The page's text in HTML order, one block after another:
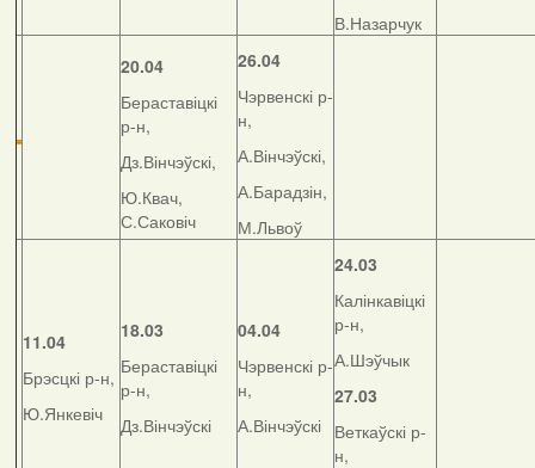
В.Назарчук
20.04
Бераставіцкі
р-н,
Дз.Вінчэўскі,
Ю.Квач,
С.Саковіч
26.04
Чэрвенскі р-
н,
А.Вінчэўскі,
А.Барадзін,
М.Львоў
11.04
Брэсцкі р-н,
Ю.Янкевіч
18.03
Бераставіцкі
р-н,
Дз.Вінчэўскі
04.04
Чэрвенскі р-
н,
А.Вінчэўскі
24.03
Калінкавіцкі
р-н,
А.Шэўчык
27.03
Веткаўскі р-
н,